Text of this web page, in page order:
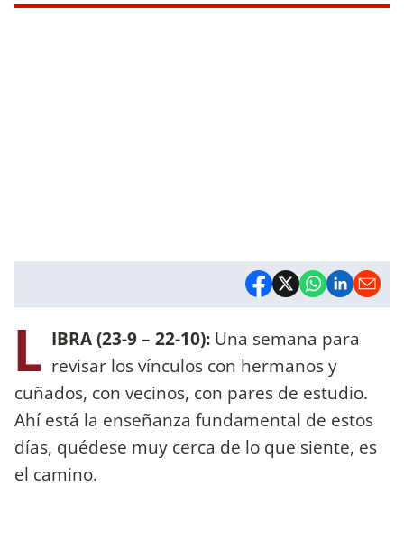
L IBRA (23-9 – 22-10): Una semana para
revisar los vínculos con hermanos y
cuñados, con vecinos, con pares de estudio.
Ahí está la enseñanza fundamental de estos
días, quédese muy cerca de lo que siente, es
el camino.